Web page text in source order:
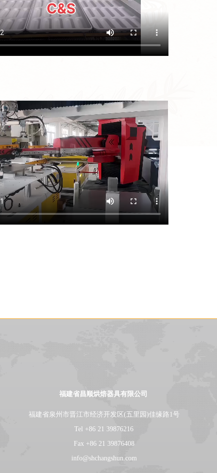
福建省昌顺烘焙器具有限公司
福建省泉州市晋江市经济开发区(五里园)佳缘路1号
Tel +86 21 39876216
Fax +86 21 39876408
info@shchangshun.com